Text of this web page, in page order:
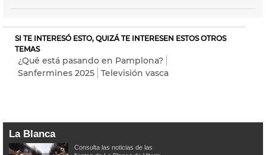
SI TE INTERESÓ ESTO, QUIZÁ TE INTERESEN ESTOS OTROS
TEMAS
¿Qué está pasando en Pamplona?
Sanfermines 2025
Televisión vasca
La Blanca
Consulta las noticias de las